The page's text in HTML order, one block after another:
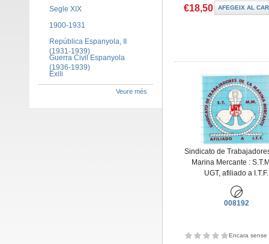
€18,50
Sindicato de
Marina Mercante :
UGT, afiliado a I.T.F.
008192
Encara sense
Segle XIX
1900-1931
República Espanyola, II
(1931-1939)
Guerra Civil Espanyola
(1936-1939)
Exili
Veure més